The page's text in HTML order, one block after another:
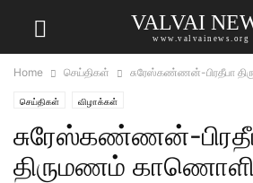
VALVAI
www.valvainews.org
Home செய்திகள் சுரேஸ்கண்ணன்-பிரதீபா
செய்திகள் விழாக்கள்
சுரேஸ்கண்ணன்-
திருமணம் காணொளி